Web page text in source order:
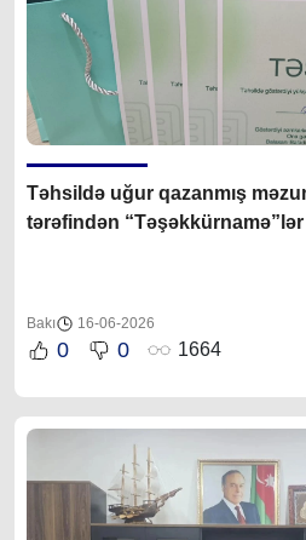
Təhsildə uğur qazanmış
tərəfindən
Bakı 16-06-2026
0 0 1664